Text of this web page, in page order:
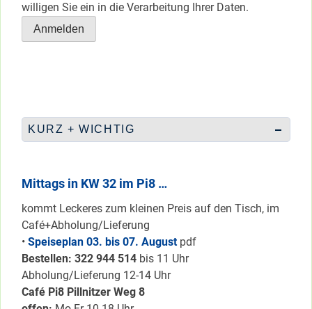
willigen Sie ein in die Verarbeitung Ihrer Daten.
KURZ + WICHTIG
Mittags in KW 32 im Pi8 …
kommt Leckeres zum kleinen Preis auf den Tisch, im
Café+Abholung/Lieferung
• Speiseplan 03. bis 07. August pdf
Bestellen: 322 944 514 bis 11 Uhr
Abholung/Lieferung 12-14 Uhr
Café Pi8 Pillnitzer Weg 8